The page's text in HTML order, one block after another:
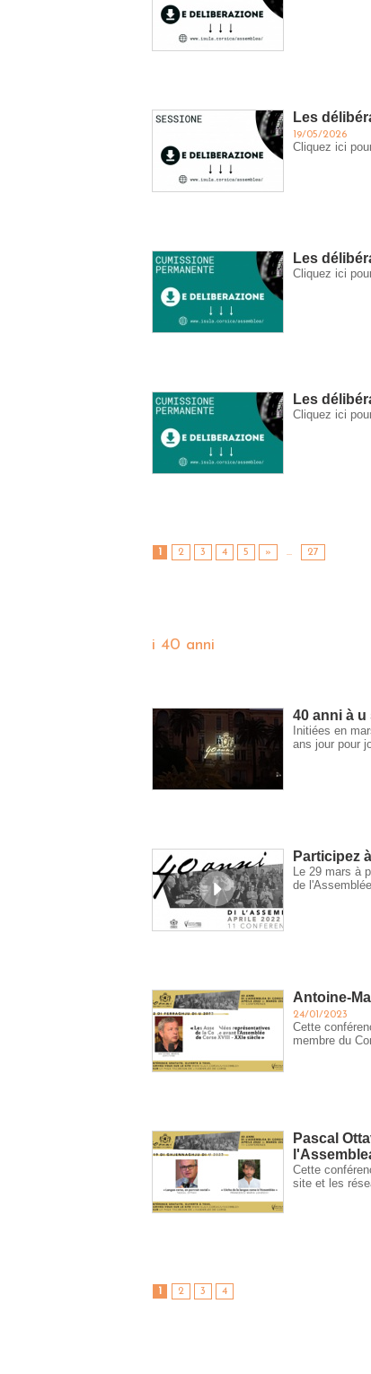
Les
19/05/2026
Cliquez ici
Les
Cliquez ici
Les
Cliquez ici
1 2 3 4 5 » ... 27
i 40 anni
40 anni à
Initiées en
ans jour pour
Participez
Le 29 mars à
de
Antoine-
24/01/2023
Cette
membre du
Pascal
Cette
site et les
1 2 3 4